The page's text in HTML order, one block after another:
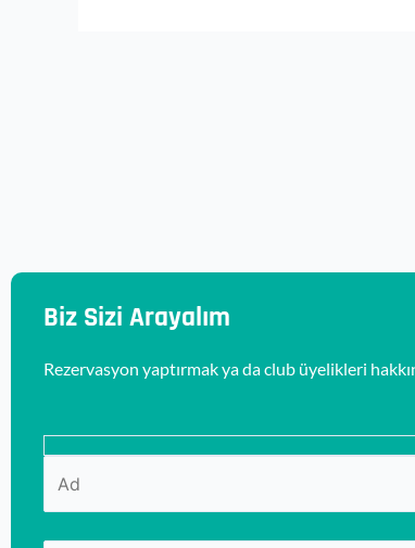
Biz Sizi Arayalım
Rezervasyon yaptırmak ya da club üyelikleri